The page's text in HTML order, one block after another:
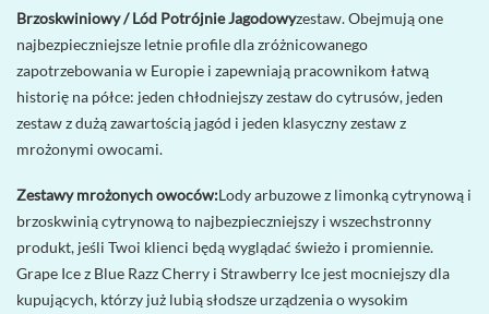
Brzoskwiniowy / Lód Potrójnie Jagodowyzestaw. Obejmują one
najbezpieczniejsze letnie profile dla zróżnicowanego
zapotrzebowania w Europie i zapewniają pracownikom łatwą
historię na półce: jeden chłodniejszy zestaw do cytrusów, jeden
zestaw z dużą zawartością jagód i jeden klasyczny zestaw z
mrożonymi owocami.
Zestawy mrożonych owoców:Lody arbuzowe z limonką cytrynową i
brzoskwinią cytrynową to najbezpieczniejszy i wszechstronny
produkt, jeśli Twoi klienci będą wyglądać świeżo i promiennie.
Grape Ice z Blue Razz Cherry i Strawberry Ice jest mocniejszy dla
kupujących, którzy już lubią słodsze urządzenia o wysokim